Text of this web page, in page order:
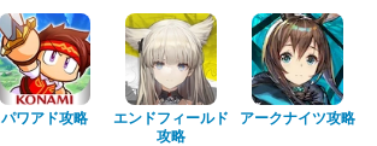
パワアド攻略
エンドフィールド
攻略
アークナイツ攻略